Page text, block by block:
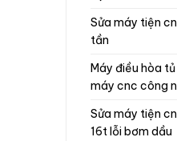
sửa máy tiện cnc lỗi thắng chậm do biến
tần
máy điều hòa tủ điện chuyên dùng cho
máy cnc công
sửa máy tiện cnc mori seiki sl25 fanuc
16t lỗi bơm dầu